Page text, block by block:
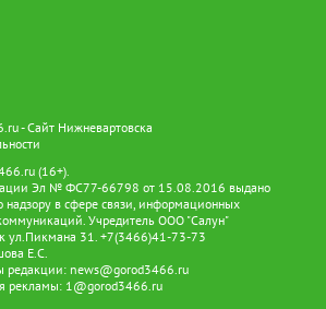
- Сайт Нижневартовска
(16+).
Эл № ФС77-66798 от 15.08.2016 выдано
в сфере связи, информационных
Учредитель ООО "Салун"
ул.Пикмана 31. +7(3466)41-73-73
Е.С.
редакции: news@gorod3466.ru
рекламы: 1@gorod3466.ru